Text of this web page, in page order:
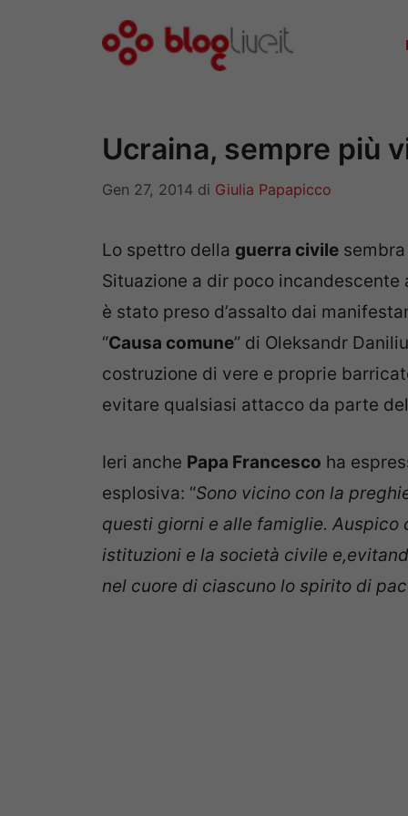
Ucraina, sempre più
Gen 27, 2014 di Giulia Papapicco
Lo spettro della guerra civile
Situazione a dir poco
è stato preso d’assalto dai
“Causa comune” di Oleksandr
costruzione di vere e proprie
evitare qualsiasi attacco da parte
Ieri anche Papa Francesco ha
esplosiva: “Sono vicino con la
questi giorni e alle famiglie.
istituzioni e la società civile
nel cuore di ciascuno lo spirito di